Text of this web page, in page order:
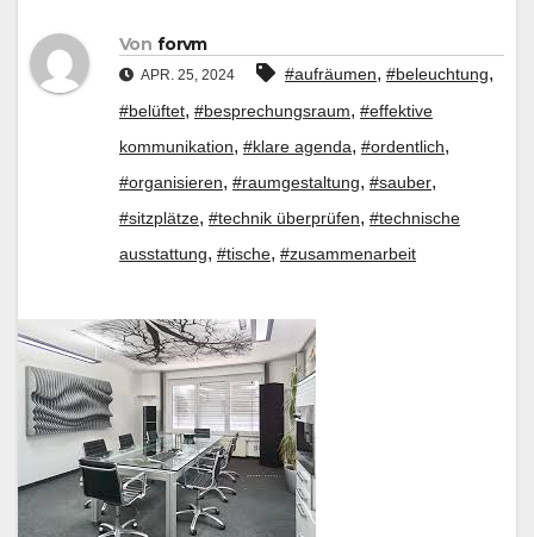
Von forvm
APR. 25, 2024 #aufräumen, #beleuchtung,
#belüftet, #besprechungsraum, #effektive
kommunikation, #klare agenda, #ordentlich,
#organisieren, #raumgestaltung, #sauber,
#sitzplätze, #technik überprüfen, #technische
ausstattung, #tische, #zusammenarbeit